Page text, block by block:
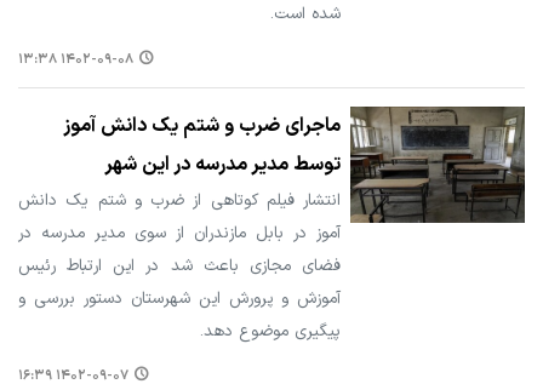
شده است.
۱۴۰۲-۰۹-۰۸ ۱۳:۳۸
ماجرای ضرب و شتم یک دانش آموز
توسط مدیر مدرسه در این شهر
انتشار فیلم کوتاهی از ضرب و شتم یک دانش
آموز در بابل مازندران از سوی مدیر مدرسه در
فضای مجازی باعث شد در این ارتباط رئیس
آموزش و پرورش این شهرستان دستور بررسی و
پیگیری موضوع دهد.
۱۴۰۲-۰۹-۰۷ ۱۶:۳۹